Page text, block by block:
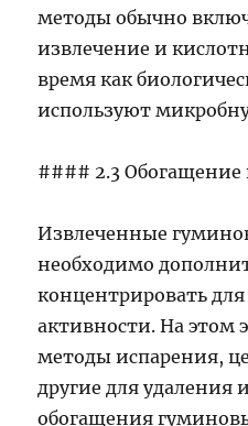
методы обычно
извлечение и
время как
используют
#### 2.3 Обогащение
Извлеченные
необходимо
концентрировать
активности. На этом
методы испарения,
другие для удаления
обогащения